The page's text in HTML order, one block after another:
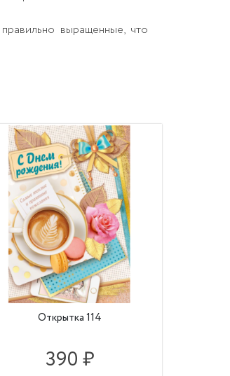
выращенные, что
Открытка 114
390 ₽